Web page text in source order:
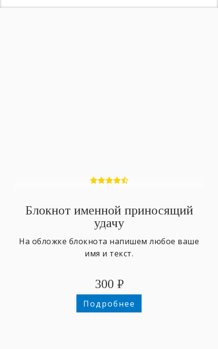
Блокнот именной приносящий
удачу
На обложке блокнота напишем любое ваше
имя и текст.
300 ₽
Подробнее